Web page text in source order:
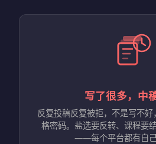
写了很多，中
反复投稿反复被拒，不是写不
格密码。盐选要反转、课程要
——每个平台都有自己